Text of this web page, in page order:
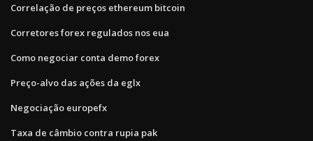
Correlação de preços ethereum bitcoin
Corretores forex regulados nos eua
Como negociar conta demo forex
Preço-alvo das ações da eglx
Negociação europefx
Taxa de câmbio contra rupia pak